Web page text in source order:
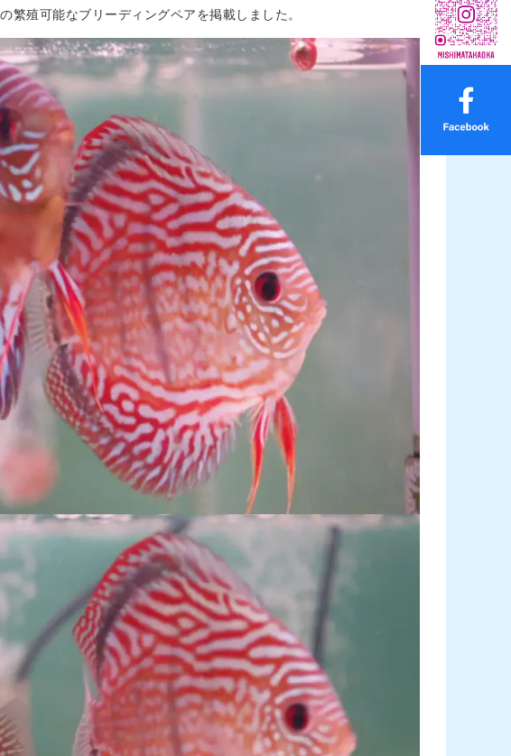
繁殖可能なブリーディングペアを掲載しました。